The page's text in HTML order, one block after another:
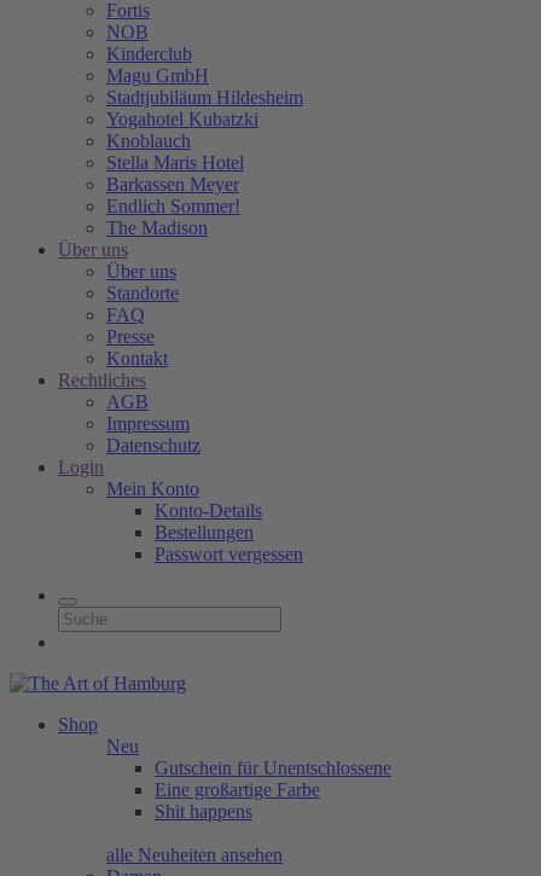
Fortis
NOB
Kinderclub
Magu GmbH
Stadtjubiläum Hildesheim
Yogahotel Kubatzki
Knoblauch
Stella Maris Hotel
Barkassen Meyer
Endlich Sommer!
The Madison
Über uns
Über uns
Standorte
FAQ
Presse
Kontakt
Rechtliches
AGB
Impressum
Datenschutz
Login
Mein Konto
Konto-Details
Bestellungen
Passwort vergessen
Shop
Neu
Gutschein für Unentschlossene
Eine großartige Farbe
Shit happens
alle Neuheiten ansehen